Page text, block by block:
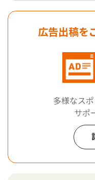
広告出稿を
多様なス
サポ